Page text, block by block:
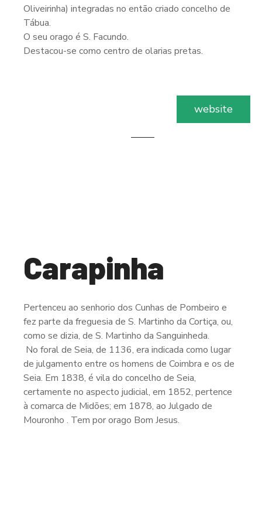
Oliveirinha) integradas no então criado concelho de
Tábua.
O seu orago é S. Facundo.
Destacou-se como centro de olarias pretas.
website
Carapinha
Pertenceu ao senhorio dos Cunhas de Pombeiro e
fez parte da freguesia de S. Martinho da Cortiça, ou,
como se dizia, de S. Martinho da Sanguinheda.
No foral de Seia, de 1136, era indicada como lugar
de julgamento entre os homens de Coimbra e os de
Seia. Em 1838, é vila do concelho de Seia,
certamente no aspecto judicial, em 1852, pertence
à comarca de Midões; em 1878, ao Julgado de
Mouronho . Tem por orago Bom Jesus.